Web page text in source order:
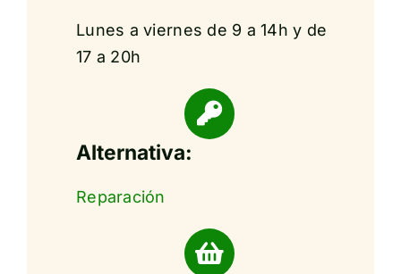
Lunes a viernes de 9 a 14h y de
17 a 20h
Alternativa:
Reparación